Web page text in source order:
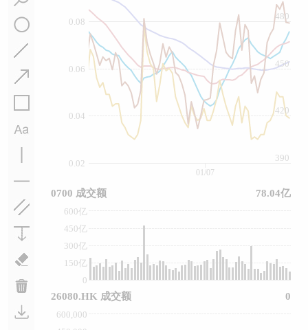
0.02
0.04
0.06
0.08
480
390
420
450
0
150亿
300亿
450亿
600亿
600,000
01/07
0700 成交额 78.04亿
26080.HK 成交额 0